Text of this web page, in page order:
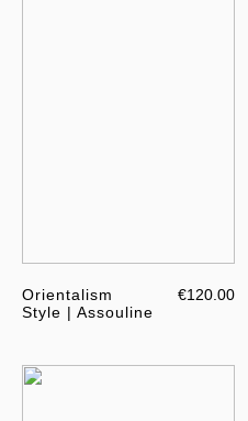
Orientalism
Style | Assouline
€120.00